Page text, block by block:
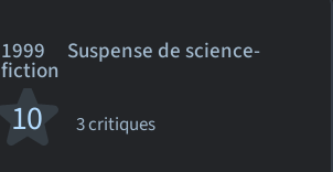
1999 Suspense de science-
fiction
10 3 critiques